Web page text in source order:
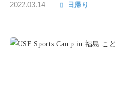
2022.03.14 日帰り